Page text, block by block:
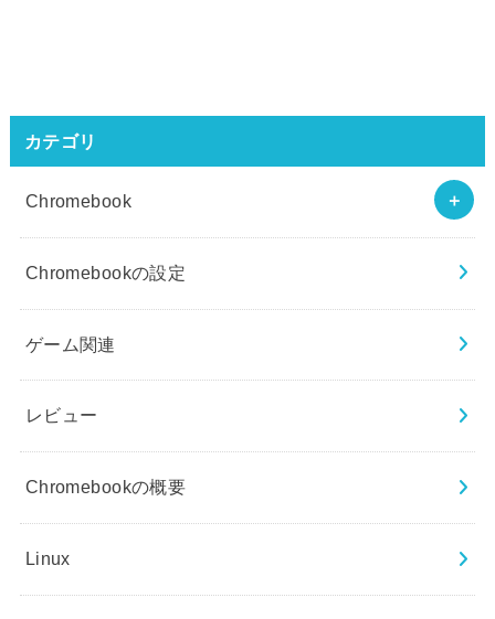
カテゴリ
Chromebook
Chromebookの設定
ゲーム関連
レビュー
Chromebookの概要
Linux